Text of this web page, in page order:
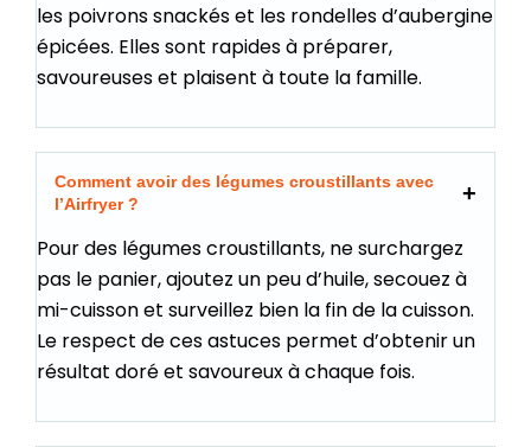
les poivrons snackés et les rondelles d’aubergine
épicées. Elles sont rapides à préparer,
savoureuses et plaisent à toute la famille.
Comment avoir des légumes croustillants avec
l’Airfryer ?
Pour des légumes croustillants, ne surchargez
pas le panier, ajoutez un peu d’huile, secouez à
mi-cuisson et surveillez bien la fin de la cuisson.
Le respect de ces astuces permet d’obtenir un
résultat doré et savoureux à chaque fois.